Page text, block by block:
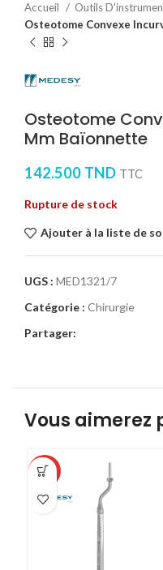
Accueil Outils
Osteotome Convexe
Osteotome
Mm Baïonnette
142.500 TND TTC
Rupture de stock
Ajouter à la liste de
UGS : MED1321/7
Catégorie : Chirurgie
Partager:
Vous aimerez
-32%